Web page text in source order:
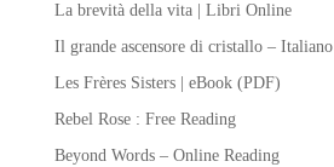
La brevità della vita | Libri Online
Il grande ascensore di cristallo – Italiano
Les Frères Sisters | eBook (PDF)
Rebel Rose : Free Reading
Beyond Words – Online Reading